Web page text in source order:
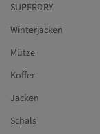
SUPERDRY
Winterjacken
Mütze
Koffer
Jacken
Schals